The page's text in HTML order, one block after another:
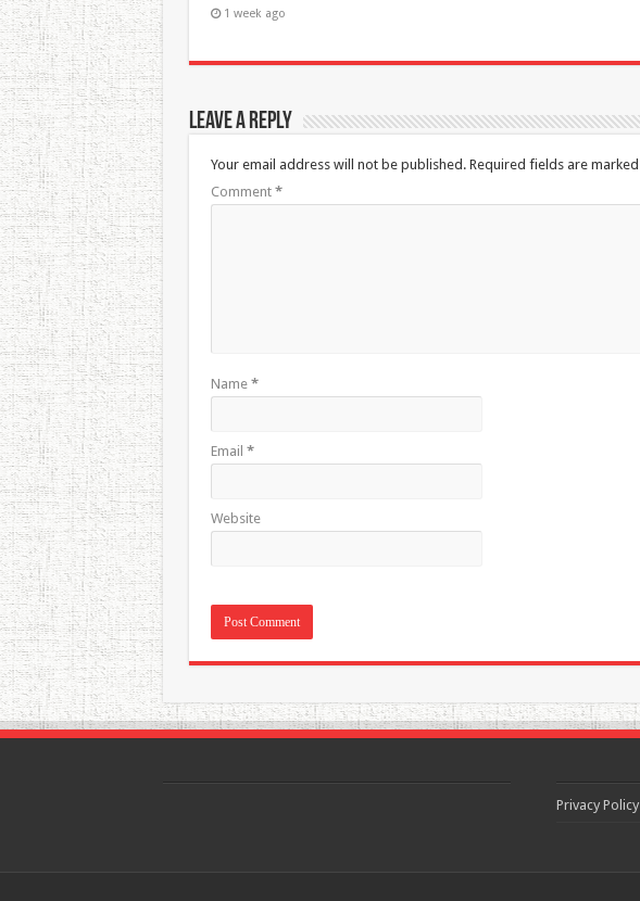
1 week ago
Leave a Reply
Your email address will not be published. Required fields are marked
Comment *
Name *
Email *
Website
Privacy Policy